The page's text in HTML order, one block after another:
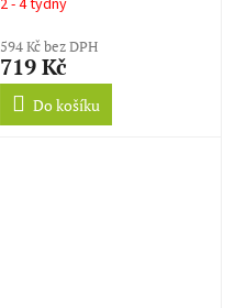
2 - 4 týdny
594 Kč bez DPH
719 Kč
Do košíku